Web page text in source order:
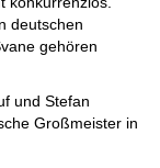
deutschen
gehören
und Stefan
Großmeister in